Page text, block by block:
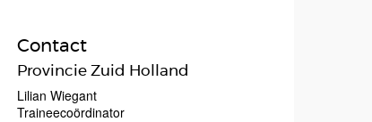
Contact
Provincie Zuid Holland
Lilian Wiegant
Traineecoördinator